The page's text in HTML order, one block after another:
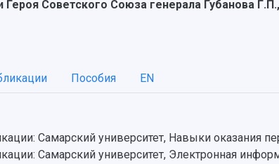
Советского Союза генерала Губанова Г.П.,
Пособия EN
Самарский университет, Навыки оказания
Самарский университет, Электронная